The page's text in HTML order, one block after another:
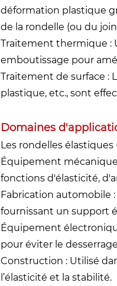
déformation plastique
de la rondelle (ou du
Traitement thermique :
emboutissage pour
Traitement de surface :
plastique, etc., sont
Domaines
Les rondelles
Équipement
fonctions d'élasticité,
Fabrication automobile
fournissant un support
Équipement
pour éviter le
Construction : Utilisé
l’élasticité et la stabilité.